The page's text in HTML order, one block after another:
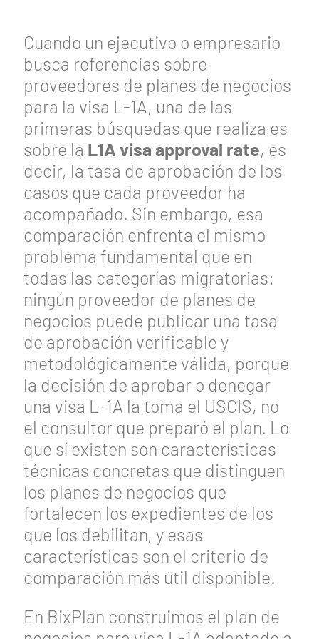
Cuando un ejecutivo o empresario
busca referencias sobre
proveedores de planes de negocios
para la visa L-1A, una de las
primeras búsquedas que realiza es
sobre la L1A visa approval rate, es
decir, la tasa de aprobación de los
casos que cada proveedor ha
acompañado. Sin embargo, esa
comparación enfrenta el mismo
problema fundamental que en
todas las categorías migratorias:
ningún proveedor de planes de
negocios puede publicar una tasa
de aprobación verificable y
metodológicamente válida, porque
la decisión de aprobar o denegar
una visa L-1A la toma el USCIS, no
el consultor que preparó el plan. Lo
que sí existen son características
técnicas concretas que distinguen
los planes de negocios que
fortalecen los expedientes de los
que los debilitan, y esas
características son el criterio de
comparación más útil disponible.
En BixPlan construimos el plan de